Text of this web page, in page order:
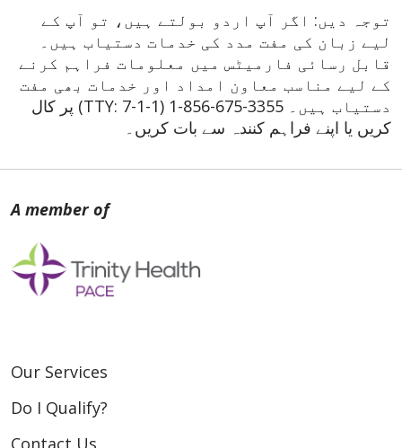
توجہ دیں: اگر آپ اردو بولتے ہیں، تو آپ کے
لیے زبان کی مفت مدد کی خدمات دستیاب ہیں۔
قابل رسائی فارمیٹس میں معلومات فراہم کرنے
کے لیے مناسب معاون امداد اور خدمات بھی مفت
دستیاب ہیں۔ 1-856-675-3355
(TTY: 7-1-1) پر کال
کریں یا اپنے فراہم کنندہ سے بات کریں۔
Our Services
Do I Qualify?